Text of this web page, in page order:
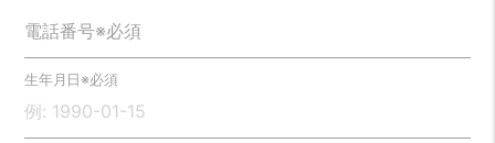
電話番号※必須
生年月日※必須